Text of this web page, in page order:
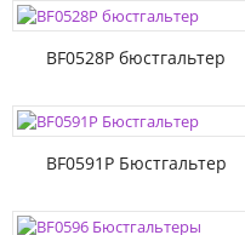
BF0528P бюстгальтер
BF0591P Бюстгальтер